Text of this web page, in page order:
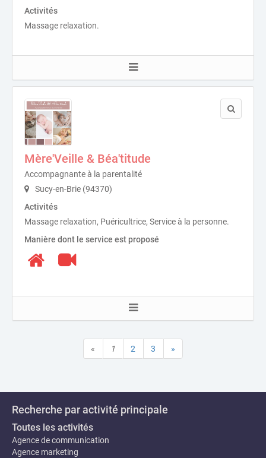
Activités
Massage relaxation.
Mère'Veille & Béa'titude
Accompagnante à la parentalité
Sucy-en-Brie (94370)
Activités
Massage relaxation, Puéricultrice, Service à la personne.
Manière dont le service est proposé
« 1 2 3 »
Recherche par activité principale
Toutes les activités
Agence de communication
Agence marketing